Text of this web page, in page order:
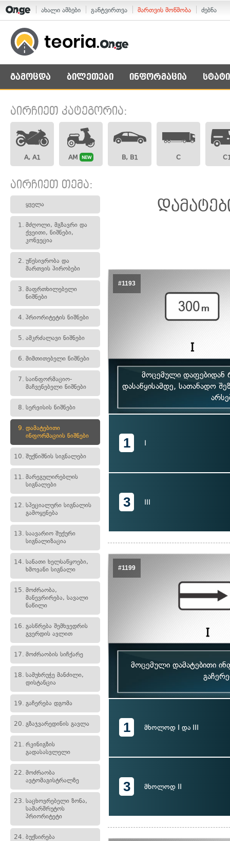
ახალი ამბები განტვირთვა მართვის მოწმობა ძებნა
გამოცდა ბილეთები ინფორმაცია
აირჩიეთ კატეგორია:
A, A1 AM NEW B, B1 C
აირჩიეთ თემა:
ყველა
1. მძღოლი, მგზავრი და
ქვეითი, ნიშნები,
კონვეცია
2. უწესივრობა და
მართვის პირობები
3. მაფრთხილებელი
ნიშნები
4. პრიორიტეტის ნიშნები
5. ამკრძალავი ნიშნები
6. მიმთითებელი ნიშნები
7. საინფორმაციო-
მაჩვენებელი ნიშნები
8. სერვისის ნიშნები
9. დამატებითი
ინფორმაციის ნიშნები
10. შუქნიშნის სიგნალები
11. მარეგულირებლის
სიგნალები
12. სპეციალური სიგნალის
გამოყენება
13. საავარიო შუქური
სიგნალიზაცია
14. სანათი ხელსაწყოები,
ხმოვანი სიგნალი
15. მოძრაობა,
მანევრირება, სავალი
ნაწილი
16. გასწრება შემხვედრის
გვერდის ავლით
17. მოძრაობის სიჩქარე
18. სამუხრუჭე მანძილი,
დისტანცია
19. გაჩერება დგომა
20. გზაჯვარედინის გავლა
21. რკინიგზის
გადასასვლელი
22. მოძრაობა
ავტომაგისტრალზე
23. საცხოვრებელი ზონა,
სამარშრუტოს
პრიორიტეტი
24. ბუქსირება
#1193
მოცემული დაფებიდან
დასაწყისამდე, სათანადო
1 I
3 III
#1199
მოცემული დამატებითი
1 მხოლოდ I და III
3 მხოლოდ II